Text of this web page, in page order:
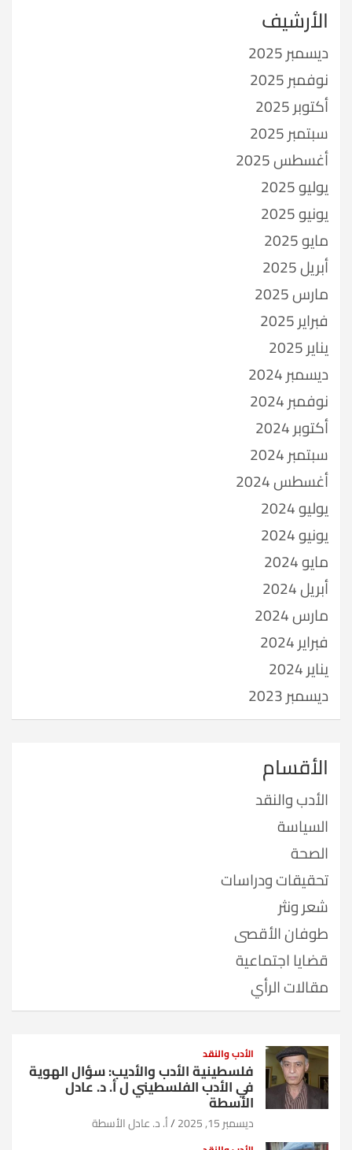
الأرشيف
ديسمبر 2025
نوفمبر 2025
أكتوبر 2025
سبتمبر 2025
أغسطس 2025
يوليو 2025
يونيو 2025
مايو 2025
أبريل 2025
مارس 2025
فبراير 2025
يناير 2025
ديسمبر 2024
نوفمبر 2024
أكتوبر 2024
سبتمبر 2024
أغسطس 2024
يوليو 2024
يونيو 2024
مايو 2024
أبريل 2024
مارس 2024
فبراير 2024
يناير 2024
ديسمبر 2023
الأقسام
الأدب والنقد
السياسة
الصحة
تحقيقات ودراسات
شعر ونثر
طوفان الأقصى
قضايا اجتماعية
مقالات الرأي
الأدب والنقد
فلسطينية الأدب والأديب: سؤال الهوية
في الأدب الفلسطيني ل أ. د. عادل
الأسطة
ديسمبر 15, 2025 أ. د. عادل الأسطة